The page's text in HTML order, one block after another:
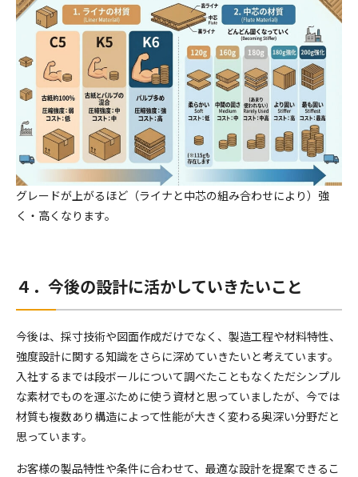
グレードが上がるほど（ライナと中芯の組み合わせにより）強
く・高くなります。
４．今後の設計に活かしていきたいこと
今後は、採寸技術や図面作成だけでなく、製造工程や材料特性、
強度設計に関する知識をさらに深めていきたいと考えています。
入社するまでは段ボールについて調べたこともなくただシンプル
な素材でものを運ぶために使う資材と思っていましたが、今では
材質も複数あり構造によって性能が大きく変わる奥深い分野だと
思っています。
お客様の製品特性や条件に合わせて、最適な設計を提案できるこ